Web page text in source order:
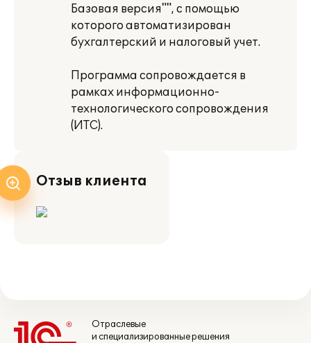
Базовая версия"", с помощью
которого автоматизирован
бухгалтерский и налоговый учет.
Программа сопровождается в
рамках информационно-
технологического сопровождения
(ИТС).
Отзыв клиента
Отраслевые
и специализированные решения